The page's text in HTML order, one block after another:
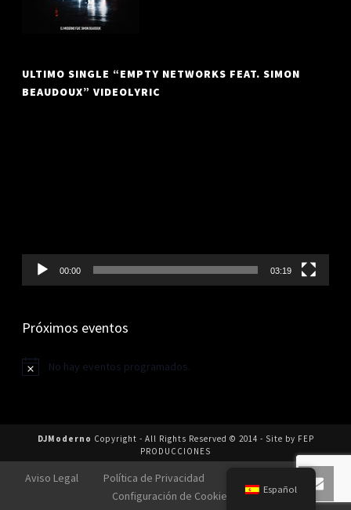
ULTIMO SINGLE “EMPTY NETWORKS FEAT. SIMON
BEAUDOUX” VIDEOLYRIC
00:00 03:19
Próximos eventos
Aviso No hay eventos programados.
DJModerno Copyright - All Rights Reserved © 2014 - Site by FEP
PRODUCCIONES
Español
Aviso Legal Política de Privacidad
Política de Cookies
Configuración de Cookies